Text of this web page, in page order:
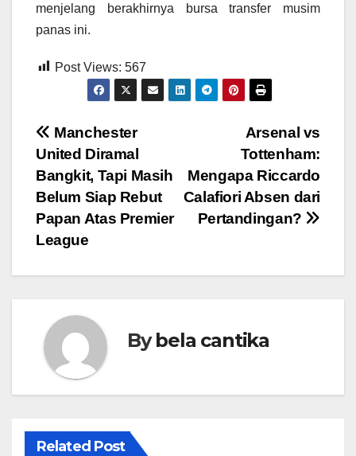
menjelang berakhirnya bursa transfer musim
panas ini.
Post Views: 567
Post
navigation
Arsenal vs
Tottenham:
Mengapa Riccardo
Calafiori Absen dari
Pertandingan?
Manchester
United Diramal
Bangkit, Tapi Masih
Belum Siap Rebut
Papan Atas Premier
League
Bybela cantika
Related Post